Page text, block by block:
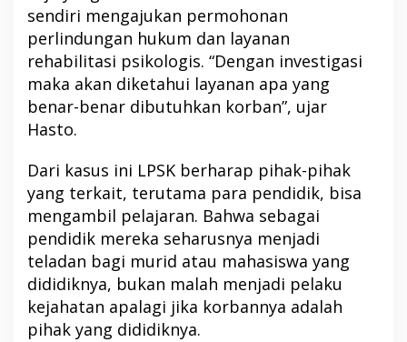
sendiri mengajukan permohonan
perlindungan hukum dan layanan
rehabilitasi psikologis. “Dengan investigasi
maka akan diketahui layanan apa yang
benar-benar dibutuhkan korban”, ujar
Hasto.
Dari kasus ini LPSK berharap pihak-pihak
yang terkait, terutama para pendidik, bisa
mengambil pelajaran. Bahwa sebagai
pendidik mereka seharusnya menjadi
teladan bagi murid atau mahasiswa yang
dididiknya, bukan malah menjadi pelaku
kejahatan apalagi jika korbannya adalah
pihak yang dididiknya.